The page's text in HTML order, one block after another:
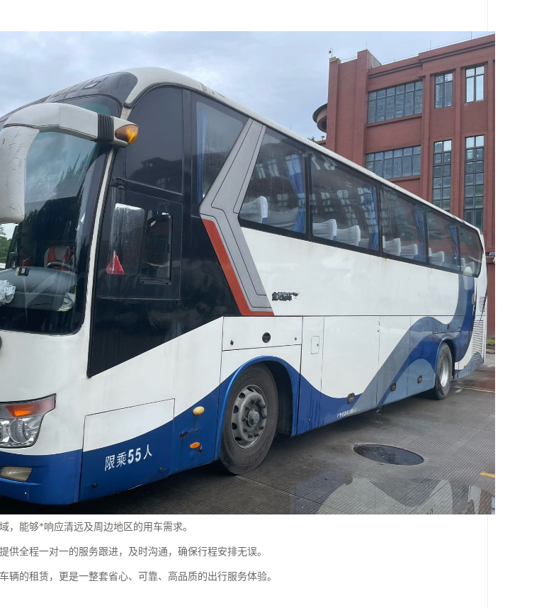
，能够*响应清远及周边地区的用车需求。
供全程一对一的服务跟进，及时沟通，确保行程安排无误。
辆的租赁，更是一整套省心、可靠、高品质的出行服务体验。